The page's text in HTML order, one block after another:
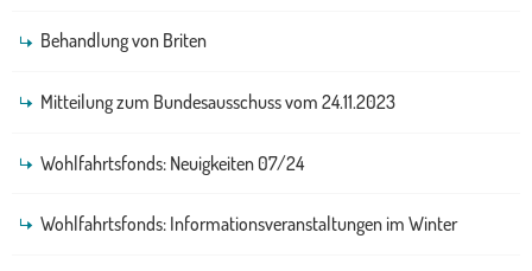
Behandlung von Briten
Mitteilung zum Bundesausschuss vom 24.11.2023
Wohlfahrtsfonds: Neuigkeiten 07/24
Wohlfahrtsfonds: Informationsveranstaltungen im Winter